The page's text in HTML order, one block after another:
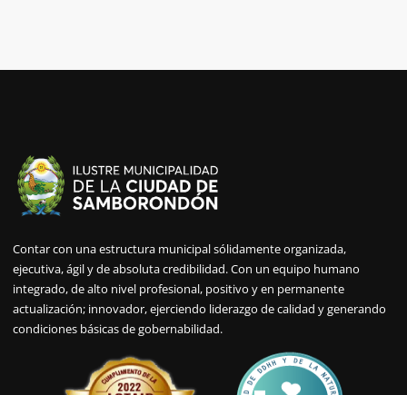
Contar con una estructura municipal sólidamente organizada,
ejecutiva, ágil y de absoluta credibilidad. Con un equipo humano
integrado, de alto nivel profesional, positivo y en permanente
actualización; innovador, ejerciendo liderazgo de calidad y generando
condiciones básicas de gobernabilidad.